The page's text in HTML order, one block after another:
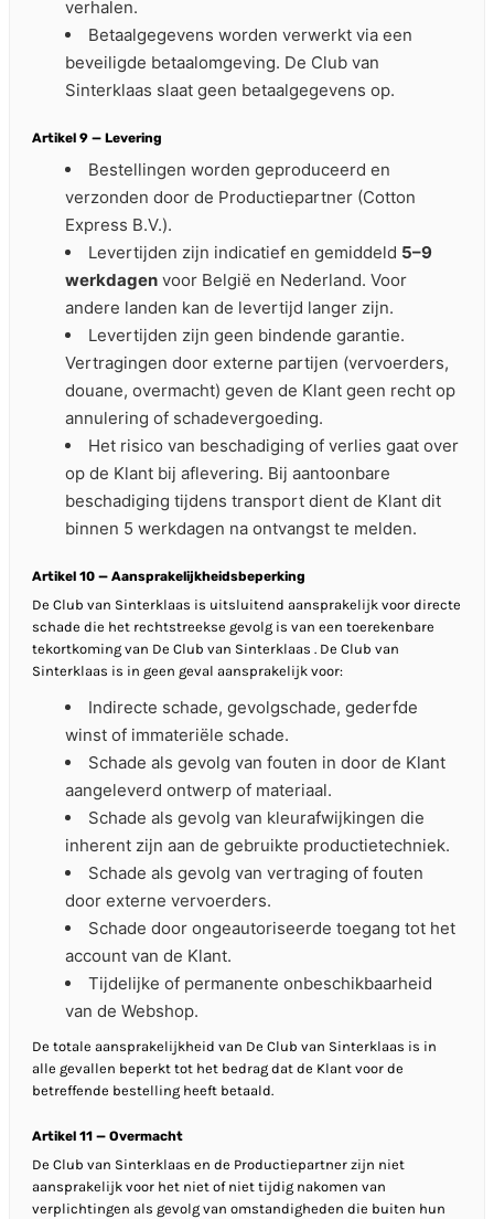
verhalen.
Betaalgegevens worden verwerkt via een
beveiligde betaalomgeving. De Club van
Sinterklaas slaat geen betaalgegevens op.
Artikel 9 — Levering
Bestellingen worden geproduceerd en
verzonden door de Productiepartner (Cotton
Express B.V.).
Levertijden zijn indicatief en gemiddeld 5–9
werkdagen voor België en Nederland. Voor
andere landen kan de levertijd langer zijn.
Levertijden zijn geen bindende garantie.
Vertragingen door externe partijen (vervoerders,
douane, overmacht) geven de Klant geen recht op
annulering of schadevergoeding.
Het risico van beschadiging of verlies gaat over
op de Klant bij aflevering. Bij aantoonbare
beschadiging tijdens transport dient de Klant dit
binnen 5 werkdagen na ontvangst te melden.
Artikel 10 — Aansprakelijkheidsbeperking
De Club van Sinterklaas is uitsluitend aansprakelijk voor directe
schade die het rechtstreekse gevolg is van een toerekenbare
tekortkoming van De Club van Sinterklaas . De Club van
Sinterklaas is in geen geval aansprakelijk voor:
Indirecte schade, gevolgschade, gederfde
winst of immateriële schade.
Schade als gevolg van fouten in door de Klant
aangeleverd ontwerp of materiaal.
Schade als gevolg van kleurafwijkingen die
inherent zijn aan de gebruikte productietechniek.
Schade als gevolg van vertraging of fouten
door externe vervoerders.
Schade door ongeautoriseerde toegang tot het
account van de Klant.
Tijdelijke of permanente onbeschikbaarheid
van de Webshop.
De totale aansprakelijkheid van De Club van Sinterklaas is in
alle gevallen beperkt tot het bedrag dat de Klant voor de
betreffende bestelling heeft betaald.
Artikel 11 — Overmacht
De Club van Sinterklaas en de Productiepartner zijn niet
aansprakelijk voor het niet of niet tijdig nakomen van
verplichtingen als gevolg van omstandigheden die buiten hun